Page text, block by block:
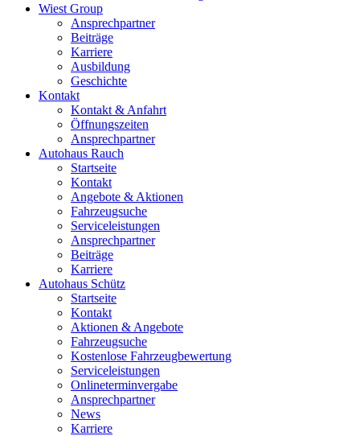
Wiest Group
Ansprechpartner
Beiträge
Karriere
Ausbildung
Geschichte
Kontakt
Kontakt & Anfahrt
Öffnungszeiten
Ansprechpartner
Autohaus Rauch
Startseite
Kontakt
Angebote & Aktionen
Fahrzeugsuche
Serviceleistungen
Ansprechpartner
Beiträge
Karriere
Autohaus Schütz
Startseite
Kontakt
Aktionen & Angebote
Fahrzeugsuche
Kostenlose Fahrzeugbewertung
Serviceleistungen
Onlineterminvergabe
Ansprechpartner
News
Karriere